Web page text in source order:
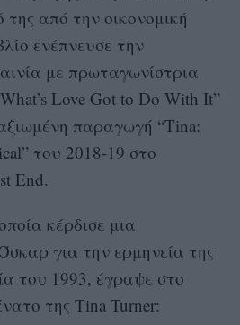
από την οικονομική
ενέπνευσε την
με πρωταγωνίστρια
Love Got to Do With It”
παραγωγή “Tina:
του 2018-19 στο
End.
κέρδισε μια
για την ερμηνεία της
του 1993, έγραψε στο
της Tina Turner: